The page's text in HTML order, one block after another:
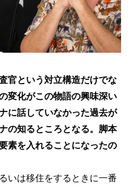
官という対立構造だけでな
変化がこの物語の興味深い
に話していなかった過去が
の知るところとなる。脚本
素を入れることになったの
いは移住をするときに一番